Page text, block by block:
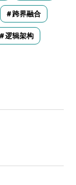
跨界融合
逻辑架构